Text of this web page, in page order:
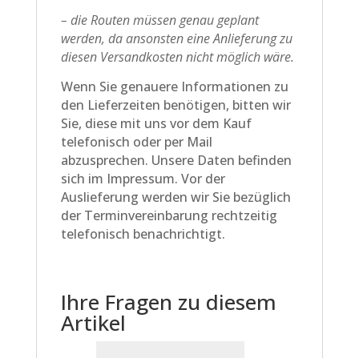
– die Routen müssen genau geplant
werden, da ansonsten eine Anlieferung zu
diesen Versandkosten nicht möglich wäre.
Wenn Sie genauere Informationen zu
den Lieferzeiten benötigen, bitten wir
Sie, diese mit uns vor dem Kauf
telefonisch oder per Mail
abzusprechen. Unsere Daten befinden
sich im Impressum. Vor der
Auslieferung werden wir Sie bezüglich
der Terminvereinbarung rechtzeitig
telefonisch benachrichtigt.
Ihre Fragen zu diesem
Artikel